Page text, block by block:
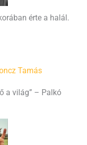
érte a halál.
Tamás
a világ” – Palkó